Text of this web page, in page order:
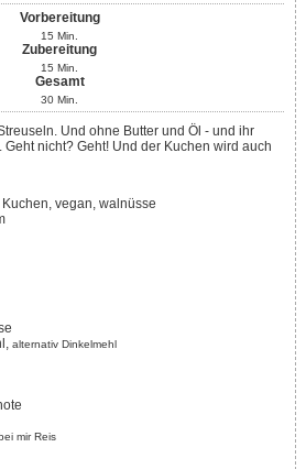
Vorbereitung
15 Min.
Zubereitung
15 Min.
Gesamt
30 Min.
Geht nicht? Geht! Und der Kuchen wird auch
vegan, walnüsse
alternativ Dinkelmehl
mir Reis